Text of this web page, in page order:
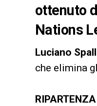
ottenuto
Nations
Luciano
che elimina